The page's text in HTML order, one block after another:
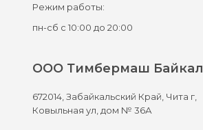
Режим работы:
пн-сб с 10:00 до 20:00
ООО Тимбермаш Байкал
672014,Забайкальский Край, Чита г,
Ковыльная ул, дом № 36А